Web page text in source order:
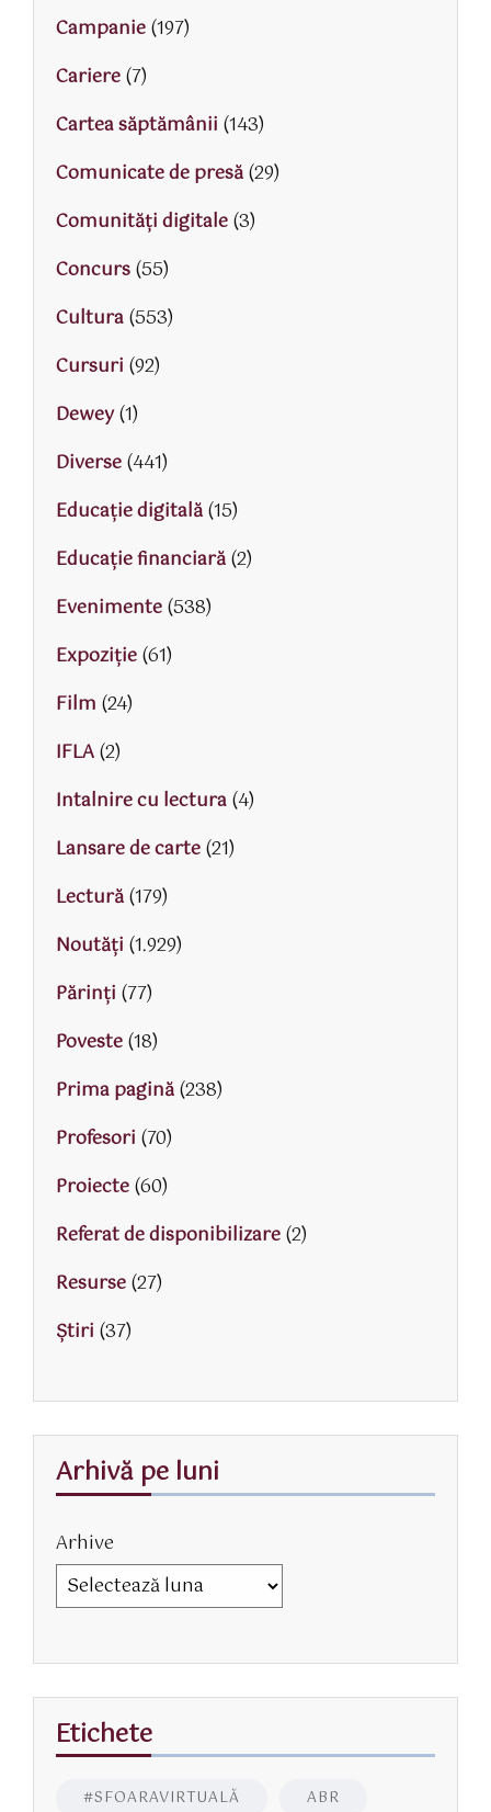
Campanie(197)
Cariere(7)
Cartea săptămânii (143)
Comunicate de presă(29)
Comunități digitale(3)
Concurs(55)
Cultura(553)
Cursuri (92)
Dewey(1)
Diverse(441)
Educaţie digitală(15)
Educaţie financiară(2)
Evenimente(538)
Expoziție(61)
Film (24)
IFLA(2)
Intalnire cu lectura(4)
Lansare de carte(21)
Lectură(179)
Noutăți (1.929)
Părinţi (77)
Poveste(18)
Prima pagină(238)
Profesori (70)
Proiecte(60)
Referat de disponibilizare(2)
Resurse(27)
Știri (37)
Arhivă pe luni
Arhive
Etichete
#SFOARAVIRTUALĂ ABR